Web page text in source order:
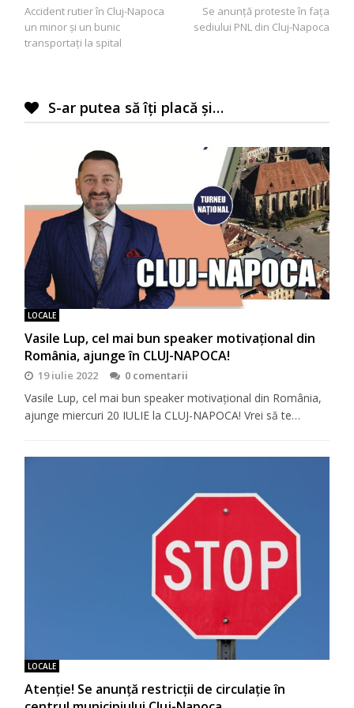
în
articole
Se anunță proteste în fața
sediului PNL din Cluj-Napoca
Accident rutier în Cluj-Napoca
un minor și un bunic
transportați la spital
S-ar putea să îți placă și…
LOCALE
Vasile Lup, cel mai bun speaker motivaţional din
România, ajunge în CLUJ-NAPOCA!
19 iulie 2022 0 comentarii
Vasile Lup, cel mai bun speaker motivaţional din România,
ajunge miercuri 20 IULIE la CLUJ-NAPOCA! Vrei să te…
LOCALE
Atenție! Se anunță restricții de circulație în